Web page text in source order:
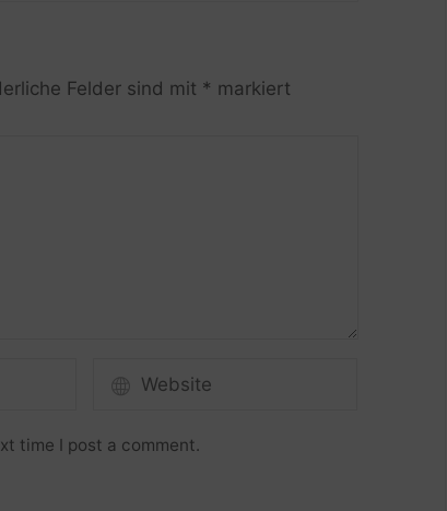
Felder sind mit * markiert
time I post a comment.